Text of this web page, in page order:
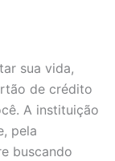
sua vida,
de crédito
A instituição
pela
buscando